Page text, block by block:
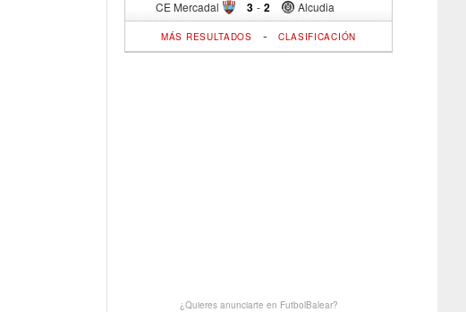
CE Mercadal 3 - Alcudia
2
MÁS RESULTADOS - CLASIFICACIÓN
¿Quieres anunciarte en FutbolBalear?